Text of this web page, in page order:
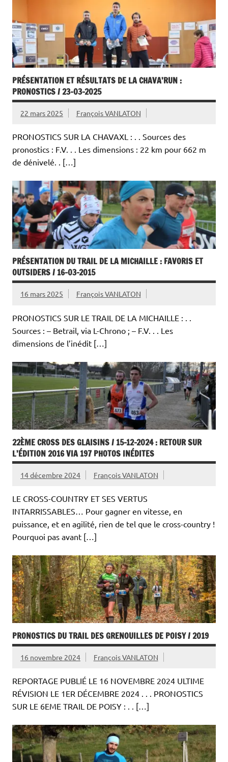
PRÉSENTATION ET RÉSULTATS DE LA CHAVA’RUN :
PRONOSTICS / 23-03-2025
22 mars 2025 François VANLATON
PRONOSTICS SUR LA CHAVAXL : . . Sources des
pronostics : F.V. . . Les dimensions : 22 km pour 662 m
de dénivelé. . […]
PRÉSENTATION DU TRAIL DE LA MICHAILLE : FAVORIS ET
OUTSIDERS / 16-03-2015
16 mars 2025 François VANLATON
PRONOSTICS SUR LE TRAIL DE LA MICHAILLE : . .
Sources : – Betrail, via L-Chrono ; – F.V. . . Les
dimensions de l’inédit […]
22ÈME CROSS DES GLAISINS / 15-12-2024 : RETOUR SUR
L’ÉDITION 2016 VIA 197 PHOTOS INÉDITES
14 décembre 2024 François VANLATON
LE CROSS-COUNTRY ET SES VERTUS
INTARRISSABLES… Pour gagner en vitesse, en
puissance, et en agilité, rien de tel que le cross-country !
Pourquoi pas avant […]
PRONOSTICS DU TRAIL DES GRENOUILLES DE POISY / 2019
16 novembre 2024 François VANLATON
REPORTAGE PUBLIÉ LE 16 NOVEMBRE 2024 ULTIME
RÉVISION LE 1ER DÉCEMBRE 2024 . . . PRONOSTICS
SUR LE 6EME TRAIL DE POISY : . . […]